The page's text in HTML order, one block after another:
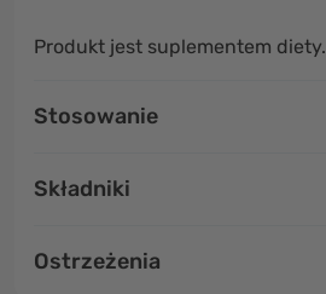
Produkt jest suplementem diety.
Stosowanie
Składniki
Ostrzeżenia